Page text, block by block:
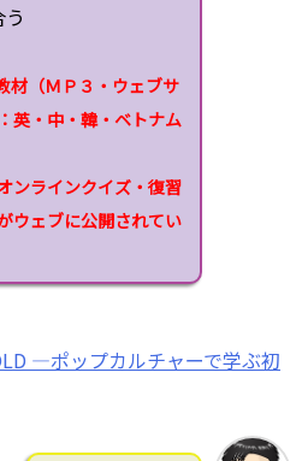
材（ＭＰ３・ウェブサ
英・中・韓・ベトナム
ンラインクイズ・復習
ウェブに公開されてい
―ポップカルチャーで学ぶ初